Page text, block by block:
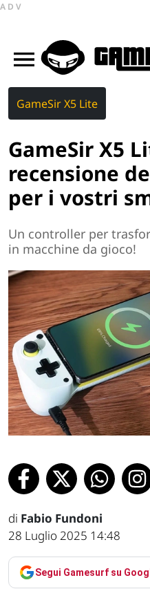
ADV
GameSir X5 Lite
GameSir X5
recensione
per i vostri
Un controller per
in macchine da gioco!
di Fabio Fundoni
28 Luglio 2025 14:48
Segui Gamesurf su